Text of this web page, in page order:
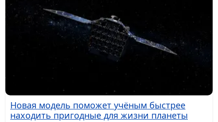
Новая модель поможет учёным быстрее
находить пригодные для жизни планеты